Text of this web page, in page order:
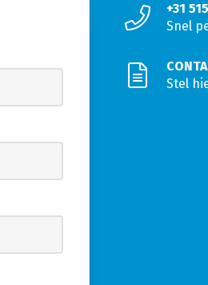
+31
Snel
Stel